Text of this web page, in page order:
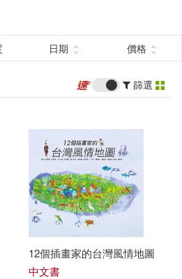
圖書(17)
廖棋弘(4)
日期 價格
篩選
12個插畫家的台灣風情地圖
中文書